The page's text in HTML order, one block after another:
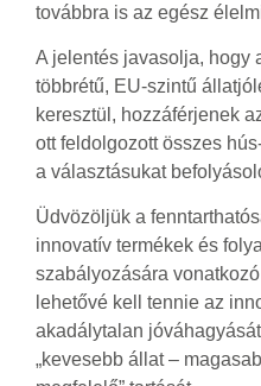
továbbra is az egész
A jelentés javasolja, hogy
többrétű, EU-szintű
keresztül, hozzáférjenek
ott feldolgozott összes
a választásukat
Üdvözöljük a
innovatív termékek és
szabályozására
lehetővé kell tennie az
akadálytalan
„kevesebb állat –